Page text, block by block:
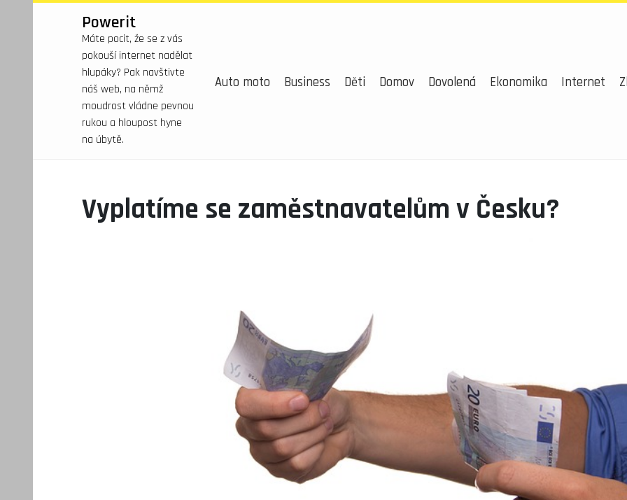
Powerit
Máte pocit, že se z vás
pokouší internet nadělat
hlupáky? Pak navštivte
náš web, na němž
moudrost vládne pevnou
rukou a hloupost hyne
na úbytě.
Auto moto Business Děti Domov Dovolená Ekonomika Internet
Vyplatíme se zaměstnavatelům v Česku?